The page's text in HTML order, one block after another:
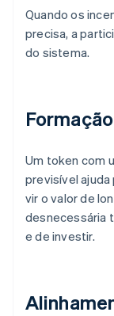
Quando os
precisa, a
do sistema.
Um token com
previsível
vir o valor de
desnecessária
e de investir.